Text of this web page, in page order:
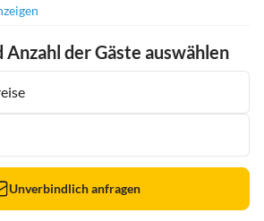
der Gäste auswählen
Unverbindlich anfragen